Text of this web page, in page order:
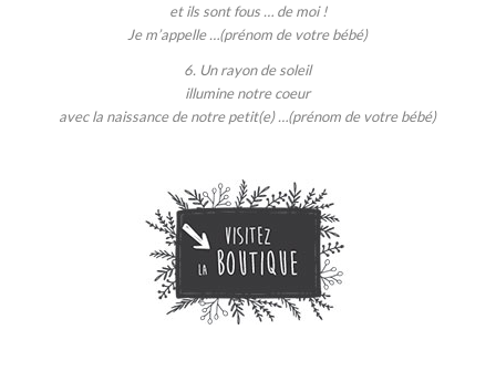
et ils sont fous … de moi !
Je m’appelle …(prénom de votre bébé)
6. Un rayon de soleil
illumine notre coeur
avec la naissance de notre petit(e) …(prénom de votre bébé)